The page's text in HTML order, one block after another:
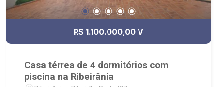
R$ 1.100.000,00 V
Casa térrea de 4 dormitórios com
piscina na Ribeirânia